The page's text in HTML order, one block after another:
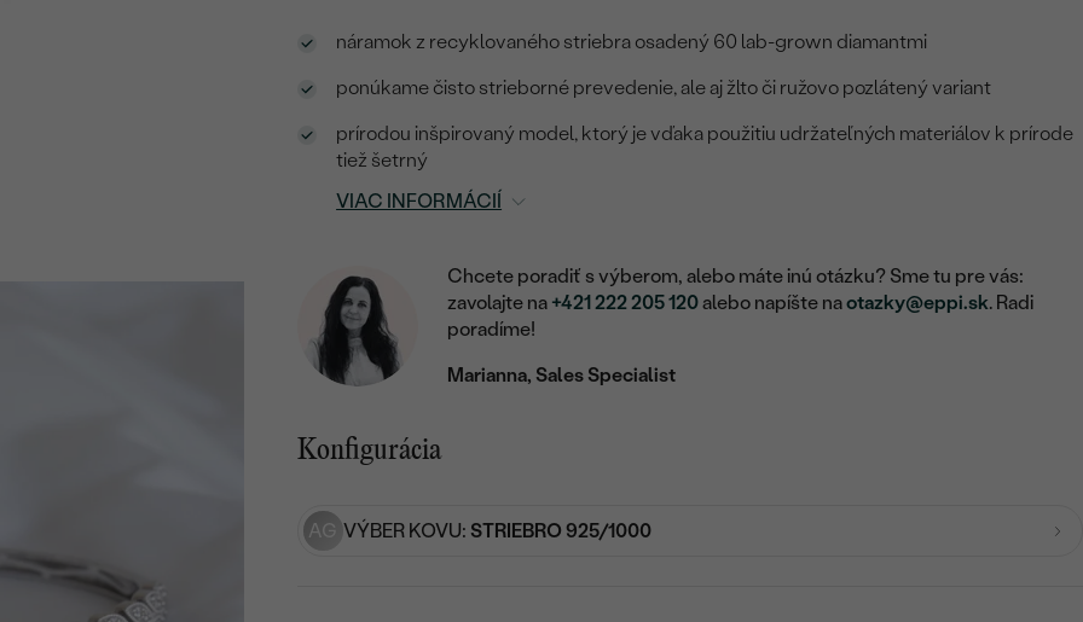
náramok z recyklovaného striebra osadený 60 lab-grown diamantmi
ponúkame čisto strieborné prevedenie, ale aj žlto či ružovo pozlátený variant
prírodou inšpirovaný model, ktorý je vďaka použitiu udržateľných materiálov k prírode
tiež šetrný
VIAC INFORMÁCIÍ
Chcete poradiť s výberom, alebo máte inú otázku? Sme tu pre vás:
zavolajte na +421 222 205 120alebo napíšte naotazky@eppi.sk. Radi
poradíme!
Marianna, Sales Specialist
Konfigurácia
AG VÝBER KOVU: STRIEBRO 925/1000